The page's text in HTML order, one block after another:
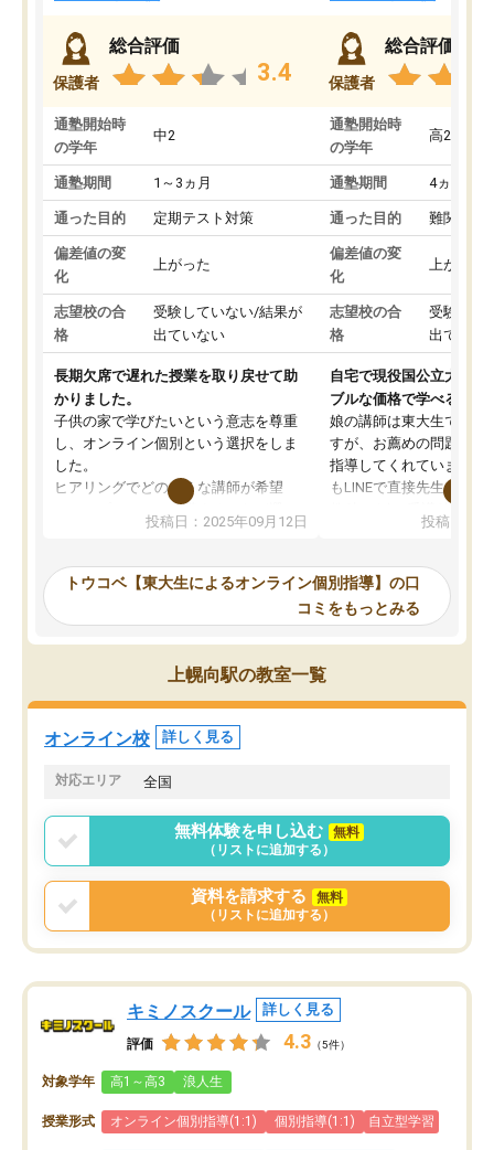
保護者
総合評価
3.4
通塾開始時
の学年
中2
通塾期間 1～3ヵ月
通った目的 定期テスト対策
偏差値の変
化
上がった
志望校の合
格
受験していない/結果が
出ていない
長期欠席で遅れた授業を取り戻せて助
かりました。
子供の家で学びたいという意志を尊重
し、オンライン個別という選択をしま
した。
ヒアリングでどのような講師が希望
か、オプションは付帯するかなど選ぶ
事が出来ました。
ーティングを行い、その講師で良いか
見てから講師を決定する事ができま
す。
うちの子は、初回面談の講師の方で決
オンラインツールを使用した単語帳の
共有があり宿題もそちらで出される形
でした。
言う事で講師変更の申し出があり、あ
まりに短期での変更だった為、塾に通
う事にして退会しました。遅れも取り
戻せ、授業内容や講師の方は良かった
と思います。
投稿日：2025年09月12日
保護者
総合評価
通塾開始時
の学年
高2
通塾期間 4ヵ月～1
通った目的 難関私立
偏差値の変
化
上がった
志望校の合
格
受験して
出ていな
自宅で現役国公立大学生
ブルな価格で学べる
娘の講師は東大生では無
すが、お薦めの問題集や
指導してくれています。
もLINEで直接先生に質問
めれるので、個人に合
いなのがあり(有料)、受
ことをどんなスケジュー
くか相談したのですが、
ち期待したものではなく
くなってきたようなので
投稿日：
トウコベ【東大生によるオンライン個別指導】の口
コミをもっとみる
上幌向駅の教室一覧
オンライン校 詳しく見る
対応エリア 全国
無料体験を申し込む
無料
（リストに追加する）
資料を請求する
無料
（リストに追加する）
キミノスクール 詳しく見る
評価 4.3 （5件）
対象学年 高1～高3 浪人生
授業形式 オンライン個別指導(1:1) 個別指導(1:1) 自立型学習